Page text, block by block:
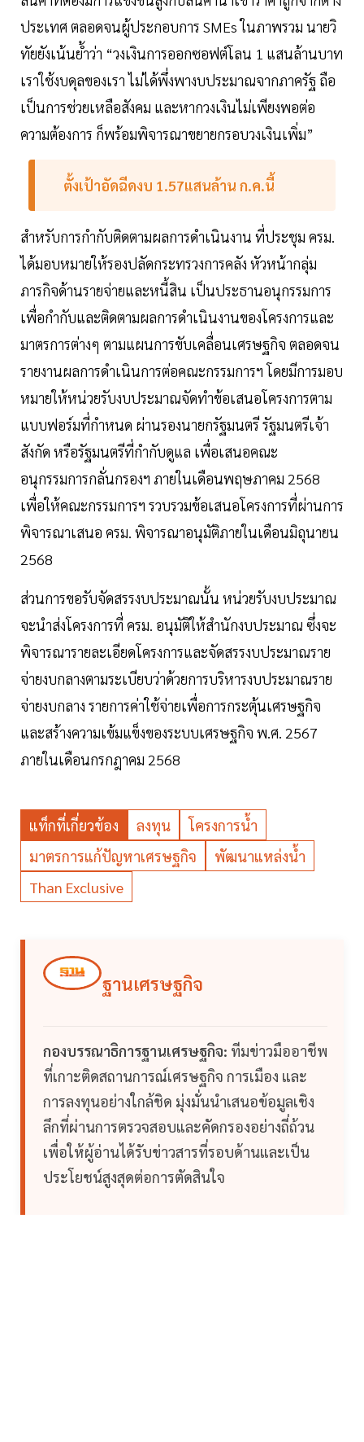
ประเทศ ตลอดจนผู้ประกอบการ SMEs ในภาพรวม นายวิ
ทัยยังเน้นย้ำว่า “วงเงินการออกซอฟต์โลน 1 แสนล้านบาท
เราใช้งบดุลของเรา ไม่ได้พึ่งพางบประมาณจากภาครัฐ ถือ
เป็นการช่วยเหลือสังคม และหากวงเงินไม่เพียงพอต่อ
ความต้องการ ก็พร้อมพิจารณาขยายกรอบวงเงินเพิ่ม”
ตั้งเป้าอัดฉีดงบ 1.57แสนล้าน ก.ค.นี้
สำหรับการกำกับติดตามผลการดำเนินงาน ที่ประชุม ครม.
ได้มอบหมายให้รองปลัดกระทรวงการคลัง หัวหน้ากลุ่ม
ภารกิจด้านรายจ่ายและหนี้สิน เป็นประธานอนุกรรมการ
เพื่อกำกับและติดตามผลการดำเนินงานของโครงการและ
มาตรการต่างๆ ตามแผนการขับเคลื่อนเศรษฐกิจ ตลอดจน
รายงานผลการดำเนินการต่อคณะกรรมการฯ โดยมีการมอบ
หมายให้หน่วยรับงบประมาณจัดทำข้อเสนอโครงการตาม
แบบฟอร์มที่กำหนด ผ่านรองนายกรัฐมนตรี รัฐมนตรีเจ้า
สังกัด หรือรัฐมนตรีที่กำกับดูแล เพื่อเสนอคณะ
อนุกรรมการกลั่นกรองฯ ภายในเดือนพฤษภาคม 2568
เพื่อให้คณะกรรมการฯ รวบรวมข้อเสนอโครงการที่ผ่านการ
พิจารณาเสนอ ครม. พิจารณาอนุมัติภายในเดือนมิถุนายน
2568
ส่วนการขอรับจัดสรรงบประมาณนั้น หน่วยรับงบประมาณ
จะนำส่งโครงการที่ ครม. อนุมัติให้สำนักงบประมาณ ซึ่งจะ
พิจารณารายละเอียดโครงการและจัดสรรงบประมาณราย
จ่ายงบกลางตามระเบียบว่าด้วยการบริหารงบประมาณราย
จ่ายงบกลาง รายการค่าใช้จ่ายเพื่อการกระตุ้นเศรษฐกิจ
และสร้างความเข้มแข็งของระบบเศรษฐกิจ พ.ศ. 2567
ภายในเดือนกรกฎาคม 2568
แท็กที่เกี่ยวข้อง ลงทุน
โครงการน้ำ
มาตรการแก้ปัญหาเศรษฐกิจ
พัฒนาแหล่งน้ำ
Than Exclusive
ฐานเศรษฐกิจ
กองบรรณาธิการฐานเศรษฐกิจ: ทีมข่าวมืออาชีพ
ที่เกาะติดสถานการณ์เศรษฐกิจ การเมือง และ
การลงทุนอย่างใกล้ชิด มุ่งมั่นนำเสนอข้อมูลเชิง
ลึกที่ผ่านการตรวจสอบและคัดกรองอย่างถี่ถ้วน
เพื่อให้ผู้อ่านได้รับข่าวสารที่รอบด้านและเป็น
ประโยชน์สูงสุดต่อการตัดสินใจ